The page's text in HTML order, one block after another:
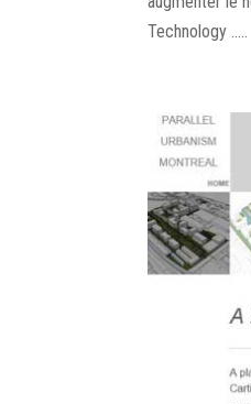
Technology .....